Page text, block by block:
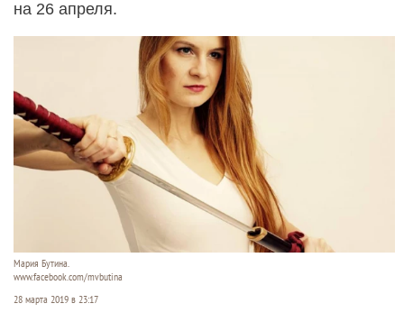
на 26 апреля.
Мария Бутина.
www.facebook.com/mvbutina
28 марта 2019 в 23:17